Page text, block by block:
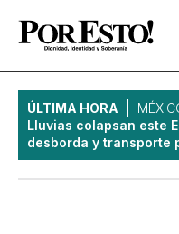
ÚLTIMA HORA
Lluvias colapsan este
desborda y transporte